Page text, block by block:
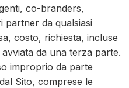
co-branders,
partner da qualsiasi
costo, richiesta, incluse
da una terza parte.
improprio da parte
Sito, comprese le